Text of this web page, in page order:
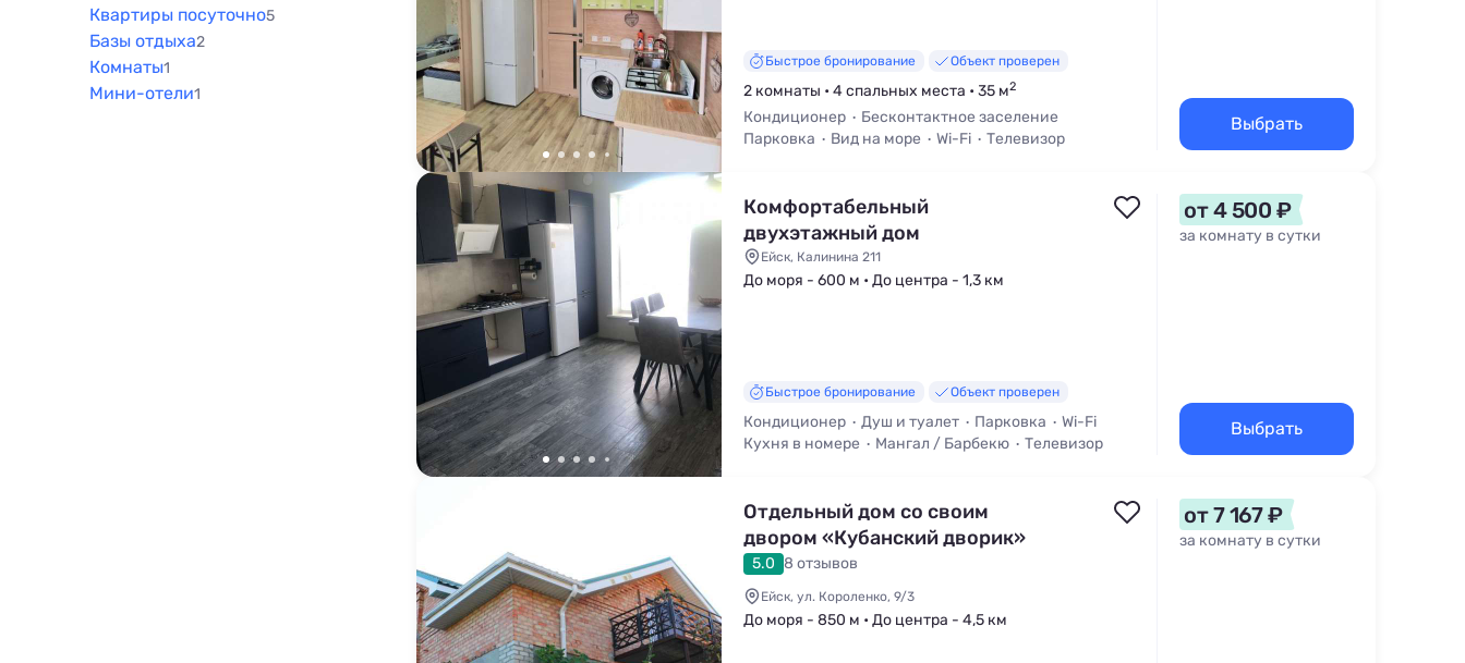
Быстрое бронирование Объект проверен
2 комнаты • 4 спальных места • 35 м2
Кондиционер
Бесконтактное заселение
Парковка
Вид на море Wi-Fi
Телевизор
Выбрать
Комфортабельный
двухэтажный дом
Ейск, Калинина 211
До моря - 600 м • До центра - 1,3 км
Быстрое бронирование Объект проверен
Кондиционер Душ и туалет Парковка
Wi-Fi
Кухня в номере
Мангал / Барбекю Телевизор
от 4 500 ₽
за комнату в сутки
Выбрать
Отдельный дом со своим
двором «Кубанский дворик»
5.0 8 отзывов
Ейск, ул. Короленко, 9/3
До моря - 850 м • До центра - 4,5 км
от 7 167 ₽
за комнату в сутки
Квартиры посуточно5
Базы отдыха2
Комнаты1
Мини-отели1